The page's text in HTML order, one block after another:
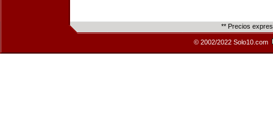
** Precios
© 2002/2022 Solo10.com